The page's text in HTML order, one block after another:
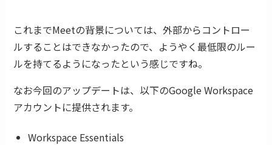
これまでMeetの背景については、外部からコントロー
ルすることはできなかったので、ようやく最低限のルー
ルを持てるようになったという感じですね。
なお今回のアップデートは、以下のGoogle Workspace
アカウントに提供されます。
Workspace Essentials